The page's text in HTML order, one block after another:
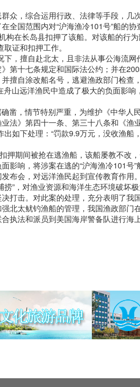
众，综合运用行政、法律等手段，几
全国范围内对“沪海渔冷101号”船的协
在长岛县扣押了该船。对该船的行
证和扣押工作。
，擅自赴北太，且非法从事公海流
第十七条规定和国际法公约；并在
擅自涂改船名号，逃避渔政部门检查
山远洋渔民中造成了极大的负面影响
凿，情节特别严重，为维护《中华人
法》第四十一条、第三十八条和《渔
如下处理：“罚款9.9万元，没收渔船
押期间被抢在逃渔船，该船屡教不改
影响，将涉案在逃的“沪海渔冷101号
布会，对远洋渔民起到宣传教育作用。
”，对渔业资源和海洋生态环境破坏
打击。对此案的处理，充分表明了我
北太鱿钓渔船的管理，我国渔政部门
执法和派员到美国海岸警备队进行海